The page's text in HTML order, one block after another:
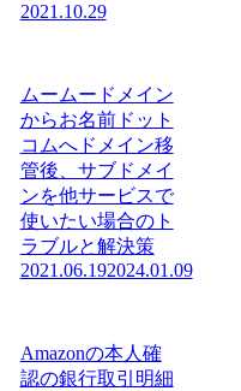
2021.10.29
ムームードメイン
からお名前ドット
コムへドメイン移
管後、サブドメイ
ンを他サービスで
使いたい場合のト
ラブルと解決策
2021.06.192024.01.09
Amazonの本人確
認の銀行取引明細